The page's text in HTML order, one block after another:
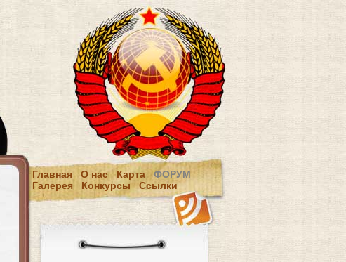
Главная О нас Карта
ФОРУМ
Галерея
Конкурсы Ссылки